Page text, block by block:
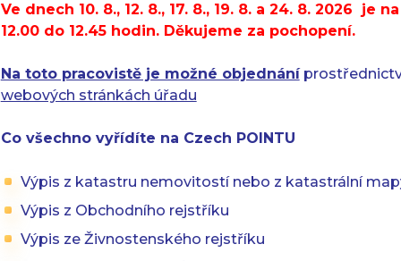
Ve dnech 10. 8., 12. 8., 17. 8., 19. 8. a 24. 8. 2026 je
12.00 do 12.45 hodin. Děkujeme za pochopení.
Na toto pracovistě je možné objednání
webových stránkách úřadu
Co všechno vyřídíte na Czech POINTU
Výpis z katastru nemovitostí nebo z katastrální
Výpis z Obchodního rejstříku
Výpis ze Živnostenského rejstříku